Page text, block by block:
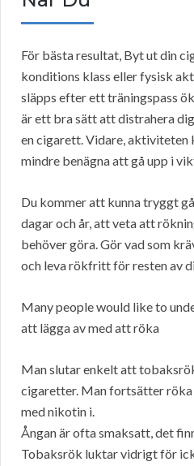
För bästa resultat, Byt ut din
konditions klass eller fysisk
släpps efter ett träningspass
är ett bra sätt att distrahera
en cigarett. Vidare, aktiviteten
mindre benägna att gå upp i
Du kommer att kunna tryggt
dagar och år, att veta att
behöver göra. Gör vad som
och leva rökfritt för resten av
Many people would like to
att lägga av med att röka
Man slutar enkelt att
cigaretter. Man fortsätter röka
med nikotin i.
Ångan är ofta smaksatt, det
Tobaksrök luktar vidrigt för